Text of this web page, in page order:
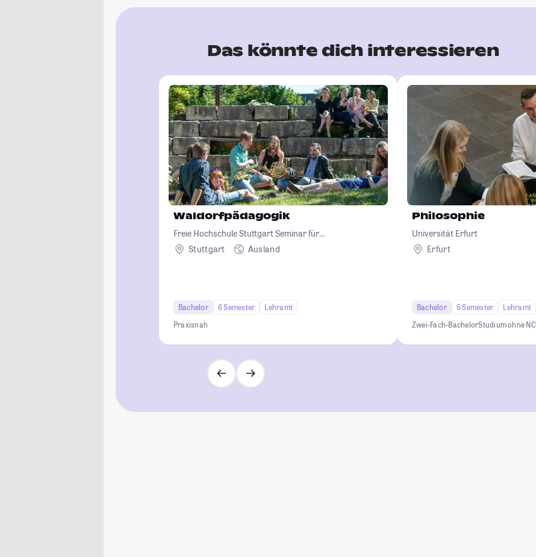
Das könnte dich interessieren
Waldorfpädagogik
Freie Hochschule Stuttgart Seminar für
Waldorfpädagogik
Stuttgart Ausland
Bachelor 6 Semester
Lehramt
Praxisnah
Philosophie
Universität Erfurt
Erfurt
Bachelor 6 Semester
Lehramt
Zwei-Fach-BachelorStudium ohne NC